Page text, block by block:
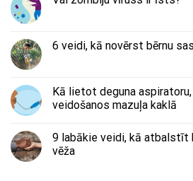
6 veidi, kā novērst bērnu
Kā lietot deguna
veidošanos mazuļa kaklā
9 labākie veidi, kā atbalstīt
vēža